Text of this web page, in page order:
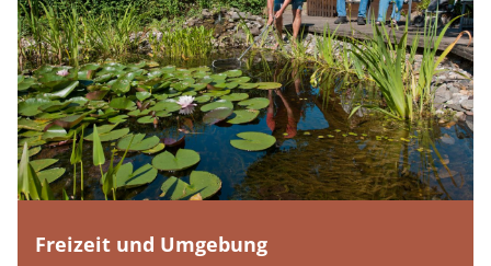
Freizeit und Umgebung